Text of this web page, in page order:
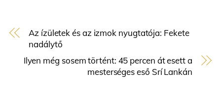
Az ízületek és az izmok nyugtatója: Fekete
nadálytő
Ilyen még sosem történt: 45 percen át esett a
mesterséges eső Srí Lankán